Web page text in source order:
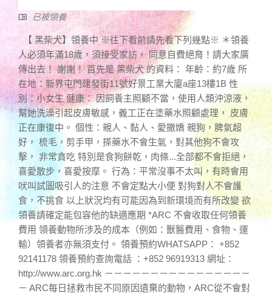
已被領養
【 黑柴犬】領養中 ※往下看前請先看下列幾點※ ＊領養
人必須年滿18歲，須接受家訪， 同意自費絕育！請大家廣
傳出去！ 謝謝！ 首先是 黑柴犬 的資料： 年齡：約7歲 所
在地：新界屯門建發街11號好景工業大廈a座13樓1B 性
別：小女生 健康： 因飼養主照顧不當，使用人類沖涼液，
幫她洗澡引起皮膚敏感，義工正在塗藥水照顧處理， 皮膚
正在康復中。 個性：親人、黏人、愛撒嬌 親狗，脾氣超
好， 梳毛，剪手甲，搽藥水不會生氣，對其他狗不會攻
擊， 非常貪吃 特別是食狗餅乾，肉條...全部都不會拒絕，
喜愛散步，喜愛按摩。 行為：平常沒事不太叫，有時會用
吠叫試圖吸引人的注意 不會定點大小便 對狗對人不會護
食，不挑食 以上狀況均有可能因為到新環境而有所改變 欲
領養請確定能包容他的缺適應期 *ARC 不會收取任何領養
費用 領養動物所涉及的成本（例如：獸醫費用、食物、運
輸）領養者亦無須支付。 領養預約WHATSAPP： +852
92141178 領養預約查詢電話 ：+852 96919313 網址：
http://www.arc.org.hk －－－－－－－－－－－－－－－－
－ ARC每日拯救市民不同原因遺棄的動物，ARC從不會對